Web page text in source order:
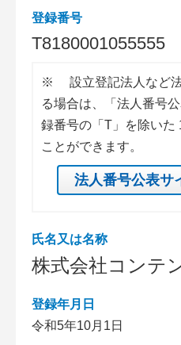
登録番号
T8180001055555
※
設立登記法人など
る場合は、「法人番号
録番号の「T」を除いた
ことができます。
法人番号公表サ
氏名又は名称
株式会社コンテ
登録年月日
令和5年10月1日